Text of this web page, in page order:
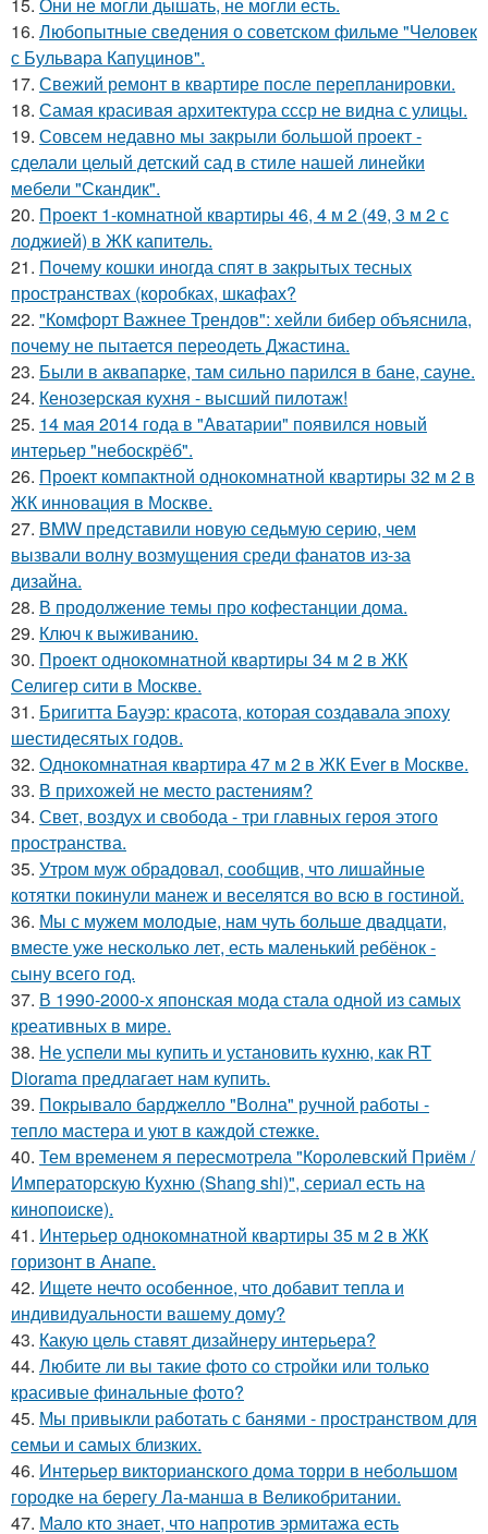
16. Любопытные сведения о советском фильме "Человек
с Бульвара Капуцинов".
17. Свежий ремонт в квартире после перепланировки.
18. Самая красивая архитектура ссср не видна с улицы.
19. Совсем недавно мы закрыли большой проект -
сделали целый детский сад в стиле нашей линейки
мебели "Скандик".
20. Проект 1-комнатной квартиры 46, 4 м 2 (49, 3 м 2 с
лоджией) в ЖК капитель.
21. Почему кошки иногда спят в закрытых тесных
пространствах (коробках, шкафах?
22. "Комфорт Важнее Трендов": хейли бибер объяснила,
почему не пытается переодеть Джастина.
23. Были в аквапарке, там сильно парился в бане, сауне.
24. Кенозерская кухня - высший пилотаж!
25. 14 мая 2014 года в "Аватарии" появился новый
интерьер "небоскрёб".
26. Проект компактной однокомнатной квартиры 32 м 2 в
ЖК инновация в Москве.
27. BMW представили новую седьмую серию, чем
вызвали волну возмущения среди фанатов из-за
дизайна.
28. В продолжение темы про кофестанции дома.
29. Ключ к выживанию.
30. Проект однокомнатной квартиры 34 м 2 в ЖК
Селигер сити в Москве.
31. Бригитта Бауэр: красота, которая создавала эпоху
шестидесятых годов.
32. Однокомнатная квартира 47 м 2 в ЖК Ever в Москве.
33. В прихожей не место растениям?
34. Свет, воздух и свобода - три главных героя этого
пространства.
35. Утром муж обрадовал, сообщив, что лишайные
котятки покинули манеж и веселятся во всю в гостиной.
36. Мы с мужем молодые, нам чуть больше двадцати,
вместе уже несколько лет, есть маленький ребёнок -
сыну всего год.
37. В 1990-2000-х японская мода стала одной из самых
креативных в мире.
38. Не успели мы купить и установить кухню, как RT
Diorama предлагает нам купить.
39. Покрывало барджелло "Волна" ручной работы -
тепло мастера и уют в каждой стежке.
40. Тем временем я пересмотрела "Королевский Приём /
Императорскую Кухню (Shang shi)", сериал есть на
кинопоиске).
41. Интерьер однокомнатной квартиры 35 м 2 в ЖК
горизонт в Анапе.
42. Ищете нечто особенное, что добавит тепла и
индивидуальности вашему дому?
43. Какую цель ставят дизайнеру интерьера?
44. Любите ли вы такие фото со стройки или только
красивые финальные фото?
45. Мы привыкли работать с банями - пространством для
семьи и самых близких.
46. Интерьер викторианского дома торри в небольшом
городке на берегу Ла-манша в Великобритании.
47. Мало кто знает, что напротив эрмитажа есть